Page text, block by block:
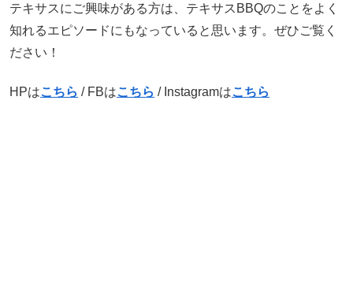
テキサスにご興味がある方は、テキサスBBQのことをよく
知れるエピソードにもなっていると思います。ぜひご覧く
ださい！
HPはこちら / FBはこちら / Instagramはこちら